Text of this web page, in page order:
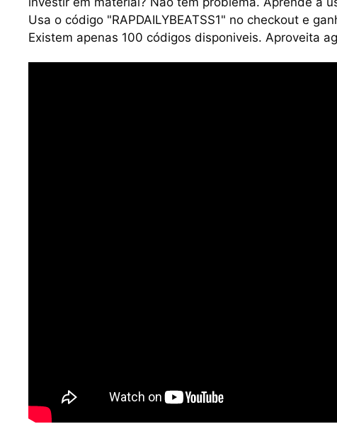
Usa o código "RAPDAILYBEATSS1" no checkout e
Existem apenas 100 códigos disponiveis. Aproveita